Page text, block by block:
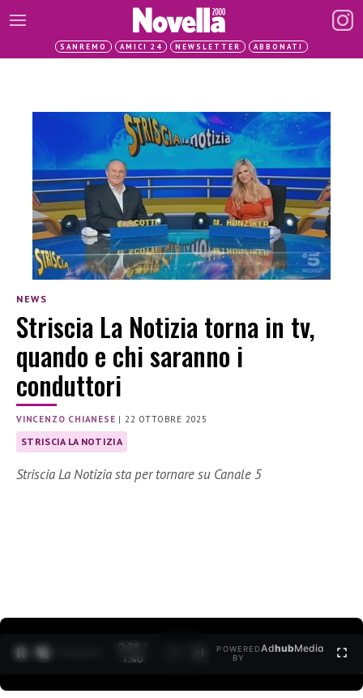
SANREMO AMICI 24 NEWSLETTER ABBONATI
NEWS
Striscia La Notizia torna in tv,
quando e chi saranno i
conduttori
VINCENZO CHIANESE |22 OTTOBRE 2025
STRISCIA LA NOTIZIA
Striscia La Notizia sta per tornare su Canale 5
0:30 /
1:40
POWERED
BY
AdhubMedia